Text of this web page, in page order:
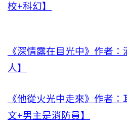
校+科幻】
《深情露在目光中》作者
人】
《他從火光中走來》作者
文+男主是消防員】